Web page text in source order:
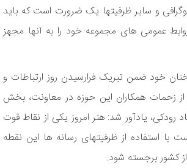
و سایر ظرفیتها یک ضرورت است که باید
عمومی های مجموعه خود را به آنها مجهز
خود ضمن تبریک فرارسیدن روز ارتباطات و
از زحمات همکاران این حوزه در معاونت، بخش
رودکی، یادآور شد: هنر امروز یکی از نقاط قوت
با استفاده از ظرفیتهای رسانه ها این نقطه
کشور برجسته شود.